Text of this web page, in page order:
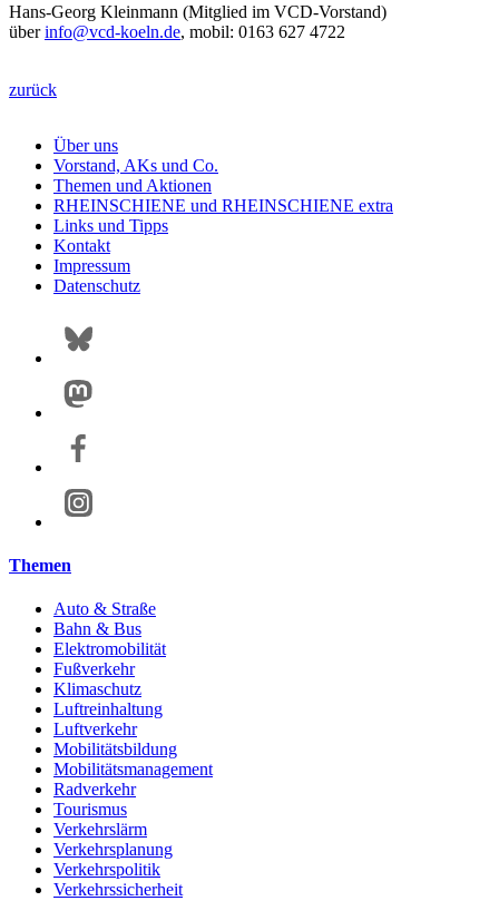
Hans-Georg Kleinmann (Mitglied im VCD-Vorstand)
überinfo@vcd-koeln.de, mobil: 0163 627 4722
zurück
Über uns
Vorstand, AKs und Co.
Themen und Aktionen
RHEINSCHIENE und RHEINSCHIENE extra
Links und Tipps
Kontakt
Impressum
Datenschutz
Themen
Auto & Straße
Bahn & Bus
Elektromobilität
Fußverkehr
Klimaschutz
Luftreinhaltung
Luftverkehr
Mobilitätsbildung
Mobilitätsmanagement
Radverkehr
Tourismus
Verkehrslärm
Verkehrsplanung
Verkehrspolitik
Verkehrssicherheit